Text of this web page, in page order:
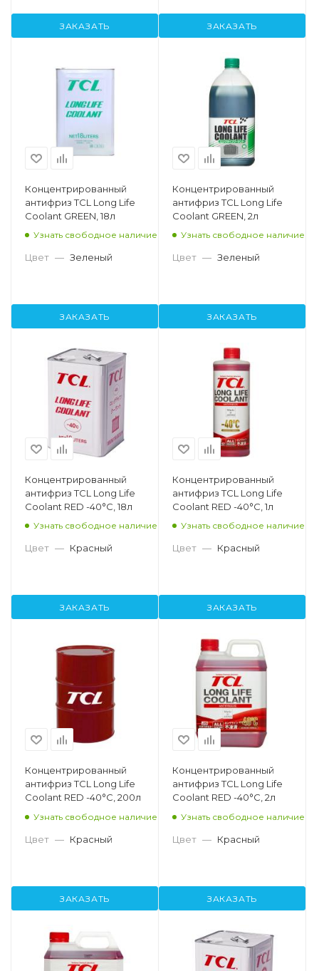
ЗАКАЗАТЬ ЗАКАЗАТЬ
Концентрированный
антифриз TCL Long Life
Coolant GREEN, 18л
Узнать свободное наличие
Цвет — Зеленый
ЗАКАЗАТЬ
Концентрированный
антифриз TCL Long Life
Coolant GREEN, 2л
Узнать свободное наличие
Цвет — Зеленый
ЗАКАЗАТЬ
Концентрированный
антифриз TCL Long Life
Coolant RED -40°C, 18л
Узнать свободное наличие
Цвет — Красный
ЗАКАЗАТЬ
Концентрированный
антифриз TCL Long Life
Coolant RED -40°C, 1л
Узнать свободное наличие
Цвет — Красный
ЗАКАЗАТЬ
Концентрированный
антифриз TCL Long Life
Coolant RED -40°C, 200л
Узнать свободное наличие
Цвет — Красный
ЗАКАЗАТЬ
Концентрированный
антифриз TCL Long Life
Coolant RED -40°C, 2л
Узнать свободное наличие
Цвет — Красный
ЗАКАЗАТЬ